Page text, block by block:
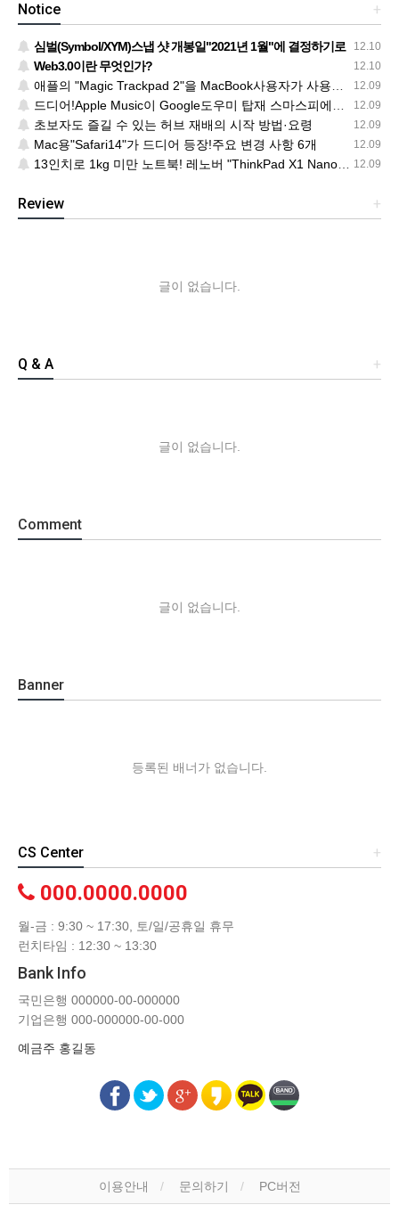
+
Notice
12.10
심벌(Symbol/XYM)스냅 샷 개봉일"2021년 1월"에 결정하기로
12.10
Web3.0이란 무엇인가?
12.09
애플의 "Magic Trackpad 2"을 MacBook사용자가 사용한다.절묘한 기울기로 피곤하지 않다
12.09
드디어!Apple Music이 Google도우미 탑재 스마스피에서 들으려고
12.09
초보자도 즐길 수 있는 허브 재배의 시작 방법·요령
12.09
Mac용"Safari14"가 드디어 등장!주요 변경 사항 6개
12.09
13인치로 1kg 미만 노트북! 레노버 "ThinkPad X1 Nano" 출시
+
Review
글이 없습니다.
+
Q & A
글이 없습니다.
Comment
글이 없습니다.
Banner
등록된 배너가 없습니다.
+
CS Center
000.0000.0000
월-금 : 9:30 ~ 17:30, 토/일/공휴일 휴무
런치타임 : 12:30 ~ 13:30
Bank Info
국민은행 000000-00-000000
기업은행 000-000000-00-000
예금주 홍길동
이용안내 문의하기 PC버전